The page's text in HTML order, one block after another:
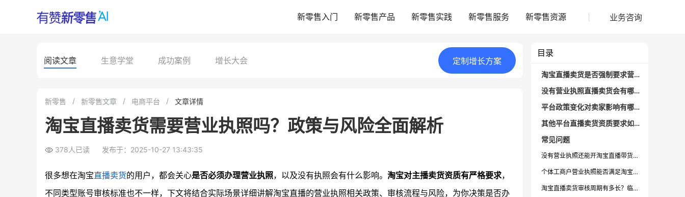
新零售入门 新零售产品 新零售实践 新零售服务 新零售资源 业务咨询
阅读文章 生意学堂 成功案例 增长大会 定制 增长方案
新零售 新零售文章 电商平台 文章详情
淘宝直播卖货需要营业执照吗？政策与风险全面解析
378人已读 发布于：2025-10-27 13:43:35
很多想在淘宝直播卖货的用户，都会关心是否必须办理营业执照，以及没有执照会有什么影响。 淘宝对主播卖货资质有严格要求，
不同类型账号审核标准也不一样，下文将结合实际场景详细讲解淘宝直播的营业执照相关政策、审核流程与风险，为你决策是否办
目录
淘宝直播卖货是否强制要求营业执照？
没有营业执照直播卖货会有哪些限制？
平台政策变化对卖家影响有哪些？
其他平台直播卖货资质要求如何对比？
常见问题
没有营业执照还能开淘宝直播带货吗？
个体工商户营业执照能否满足淘宝直播卖货需求？
淘宝直播卖货审核周期有多长？临时提交营业执照有效吗？